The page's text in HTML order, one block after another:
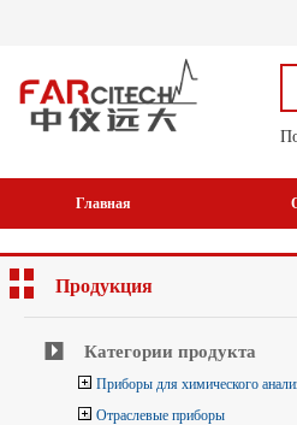
Главная
Продукция
Категории продукта
Приборы для химического
Отраслевые приборы